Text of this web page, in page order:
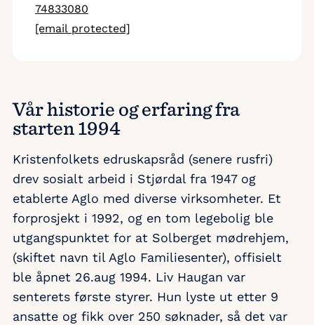
74833080
[email protected]
Vår historie og erfaring fra
starten 1994
Kristenfolkets edruskapsråd (senere rusfri)
drev sosialt arbeid i Stjørdal fra 1947 og
etablerte Aglo med diverse virksomheter. Et
forprosjekt i 1992, og en tom legebolig ble
utgangspunktet for at Solberget mødrehjem,
(skiftet navn til Aglo Familiesenter), offisielt
ble åpnet 26.aug 1994. Liv Haugan var
senterets første styrer. Hun lyste ut etter 9
ansatte og fikk over 250 søknader, så det var